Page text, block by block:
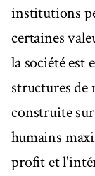
institutions
certaines
la société est
structures de
construite sur
humains
profit et